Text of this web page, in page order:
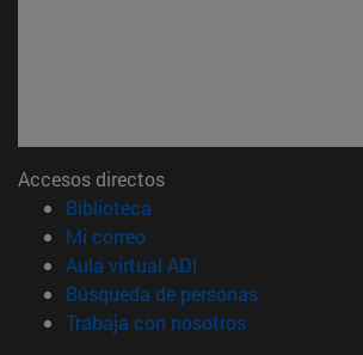
Accesos directos
Biblioteca
Mi correo(abre en nueva ventana)
Aula virtual ADI
Búsqueda de personas(abre en
Trabaja con nosotros(abre en